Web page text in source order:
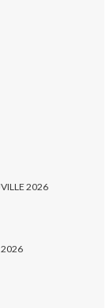
2026
2026